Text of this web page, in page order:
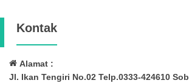
Kontak
Alamat :
Jl. Ikan Tengiri No.02 Telp.0333-424610